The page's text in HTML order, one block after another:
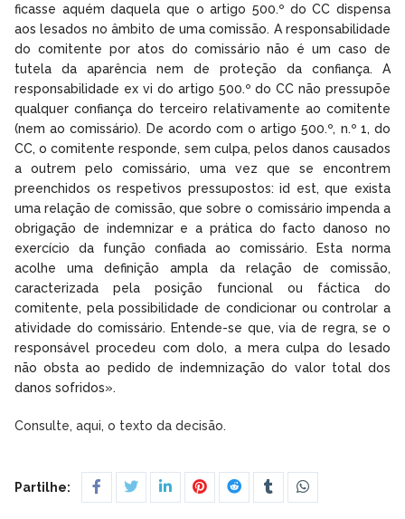
ficasse aquém daquela que o artigo 500.º do CC dispensa
aos lesados no âmbito de uma comissão. A responsabilidade
do comitente por atos do comissário não é um caso de
tutela da aparência nem de proteção da confiança. A
responsabilidade ex vi do artigo 500.º do CC não pressupõe
qualquer confiança do terceiro relativamente ao comitente
(nem ao comissário). De acordo com o artigo 500.º, n.º 1, do
CC, o comitente responde, sem culpa, pelos danos causados
a outrem pelo comissário, uma vez que se encontrem
preenchidos os respetivos pressupostos: id est, que exista
uma relação de comissão, que sobre o comissário impenda a
obrigação de indemnizar e a prática do facto danoso no
exercício da função confiada ao comissário. Esta norma
acolhe uma definição ampla da relação de comissão,
caracterizada pela posição funcional ou fáctica do
comitente, pela possibilidade de condicionar ou controlar a
atividade do comissário. Entende-se que, via de regra, se o
responsável procedeu com dolo, a mera culpa do lesado
não obsta ao pedido de indemnização do valor total dos
danos sofridos».
Consulte, aqui, o texto da decisão.
Partilhe: